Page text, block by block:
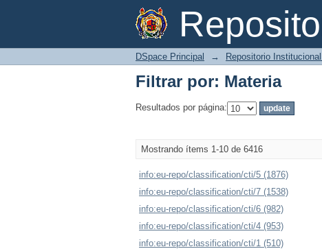
Filtrar por: Materia
DSpace Principal → Repositorio
Filtrar por: Materia
Resultados por página:
Mostrando ítems 1-10 de 6416
info:eu-repo/classification/cti/5 (1876)
info:eu-repo/classification/cti/7 (1538)
info:eu-repo/classification/cti/6 (982)
info:eu-repo/classification/cti/4 (953)
info:eu-repo/classification/cti/1 (510)